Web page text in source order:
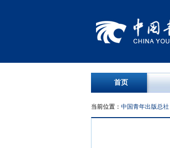
首页
当前位置： 中国青年出版总社